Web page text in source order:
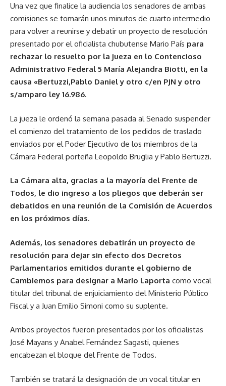
Una vez que finalice la audiencia los senadores de ambas
comisiones se tomarán unos minutos de cuarto intermedio
para volver a reunirse y debatir un proyecto de resolución
presentado por el oficialista chubutense Mario País para
rechazar lo resuelto por la jueza en lo Contencioso
Administrativo Federal 5 María Alejandra Biotti, en la
causa «Bertuzzi,Pablo Daniel y otro c/en PJN y otro
s/amparo ley 16.986.
La jueza le ordenó la semana pasada al Senado suspender
el comienzo del tratamiento de los pedidos de traslado
enviados por el Poder Ejecutivo de los miembros de la
Cámara Federal porteña Leopoldo Bruglia y Pablo Bertuzzi.
La Cámara alta, gracias a la mayoría del Frente de
Todos, le dio ingreso a los pliegos que deberán ser
debatidos en una reunión de la Comisión de Acuerdos
en los próximos días.
Además, los senadores debatirán un proyecto de
resolución para dejar sin efecto dos Decretos
Parlamentarios emitidos durante el gobierno de
Cambiemos para designar a Mario Laporta como vocal
titular del tribunal de enjuiciamiento del Ministerio Público
Fiscal y a Juan Emilio Simoni como su suplente.
Ambos proyectos fueron presentados por los oficialistas
José Mayans y Anabel Fernández Sagasti, quienes
encabezan el bloque del Frente de Todos.
También se tratará la designación de un vocal titular en